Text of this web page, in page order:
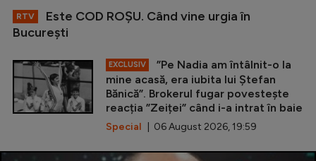
RTV
Este COD ROŞU. Când vine urgia în
Bucureşti
EXCLUSIV
”Pe Nadia am întâlnit-o la
mine acasă, era iubita lui Ștefan
Bănică”. Brokerul fugar povestește
reacția ”Zeiței” când i-a intrat în baie
Special | 06 August 2026, 19:59